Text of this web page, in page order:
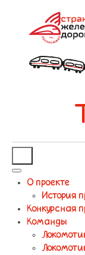
О проекте
История
Конкурсная
Команды